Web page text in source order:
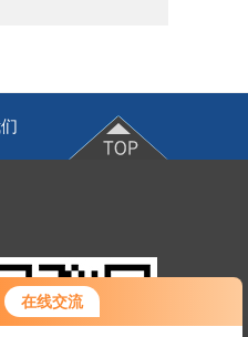
在线交流
欢迎前来咨询，很高兴为您
请问您要咨询什么问题呢？